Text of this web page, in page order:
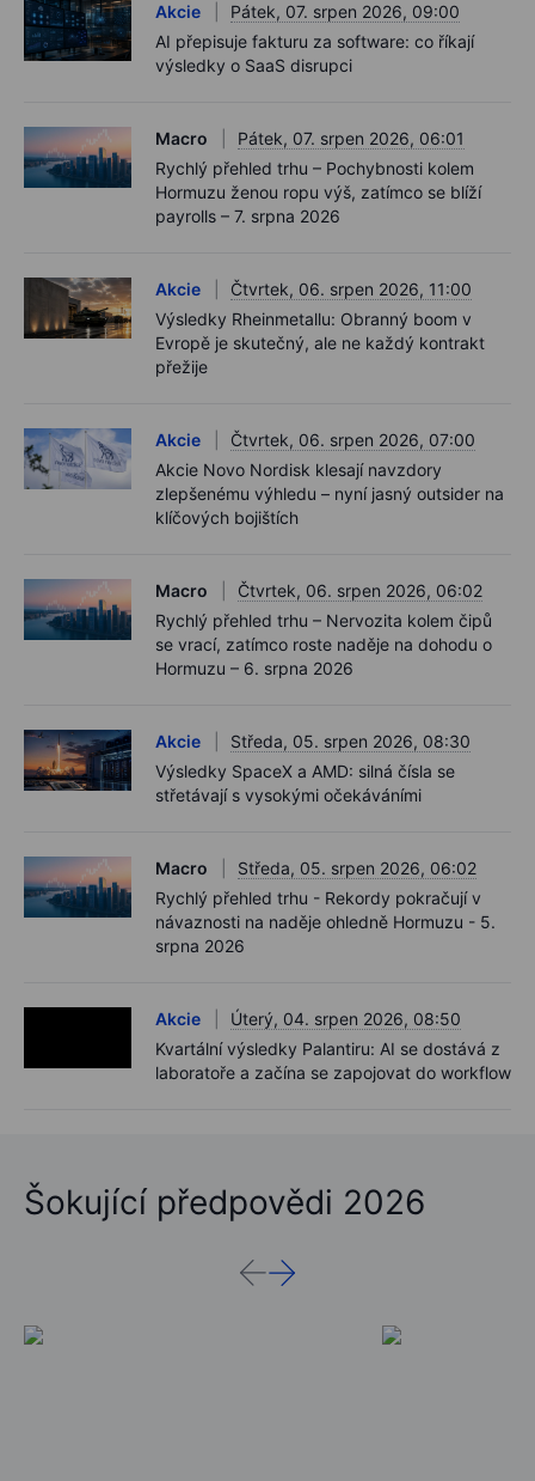
Akcie
Pátek, 07. srpen 2026, 09:00
AI přepisuje fakturu za software: co říkají
výsledky o SaaS disrupci
Macro
Pátek, 07. srpen 2026, 06:01
Rychlý přehled trhu – Pochybnosti kolem
Hormuzu ženou ropu výš, zatímco se blíží
payrolls – 7. srpna 2026
Akcie
Čtvrtek, 06. srpen 2026, 11:00
Výsledky Rheinmetallu: Obranný boom v
Evropě je skutečný, ale ne každý kontrakt
přežije
Akcie
Čtvrtek, 06. srpen 2026, 07:00
Akcie Novo Nordisk klesají navzdory
zlepšenému výhledu – nyní jasný outsider na
klíčových bojištích
Macro
Čtvrtek, 06. srpen 2026, 06:02
Rychlý přehled trhu – Nervozita kolem čipů
se vrací, zatímco roste naděje na dohodu o
Hormuzu – 6. srpna 2026
Akcie
Středa, 05. srpen 2026, 08:30
Výsledky SpaceX a AMD: silná čísla se
střetávají s vysokými očekáváními
Macro
Středa, 05. srpen 2026, 06:02
Rychlý přehled trhu - Rekordy pokračují v
návaznosti na naděje ohledně Hormuzu - 5.
srpna 2026
Akcie
Úterý, 04. srpen 2026, 08:50
Kvartální výsledky Palantiru: AI se dostává z
laboratoře a začína se zapojovat do workflow
Šokující předpovědi 2026